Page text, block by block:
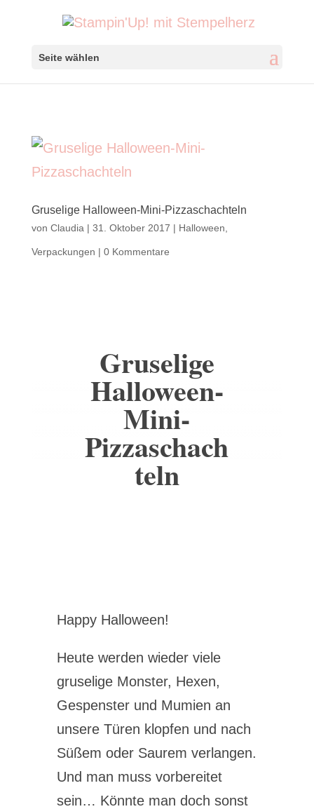
Seite wählen
Gruselige Halloween-Mini-Pizzaschachteln
von Claudia | 31. Oktober 2017 | Halloween
Verpackungen | 0 Kommentare
Gruselige
Halloween-
Mini-
Pizzaschach
teln
Happy Halloween!
Heute werden wieder viele
gruselige Monster, Hexen,
Gespenster und Mumien an
unsere Türen klopfen und nach
Süßem oder Saurem verlangen.
Und man muss vorbereitet
sein… Könnte man doch sonst